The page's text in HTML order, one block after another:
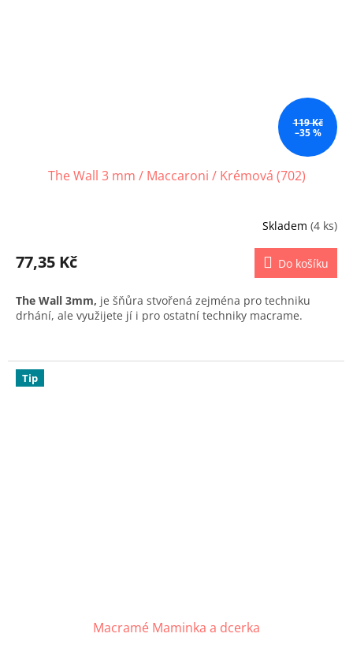
119 Kč
–35 %
The Wall 3 mm / Maccaroni / Krémová (702)
Skladem (4 ks)
77,35 Kč Do košíku
The Wall 3mm, je šňůra stvořená zejména pro techniku
drhání, ale využijete jí i pro ostatní techniky macrame.
Tip
Macramé Maminka a dcerka